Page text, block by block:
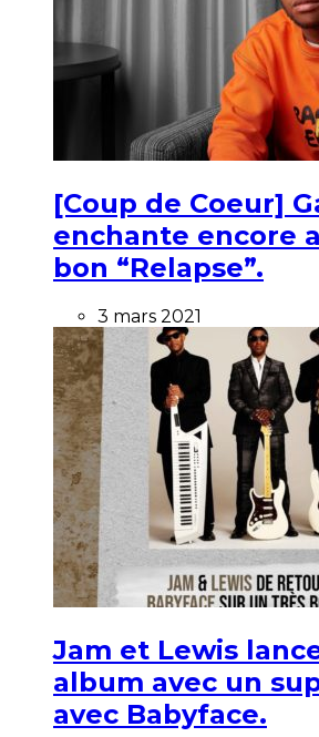
[Coup de Coeur]
enchante encore
bon “Relapse”.
3 mars 2021
Jam et Lewis
album avec un
avec Babyface.